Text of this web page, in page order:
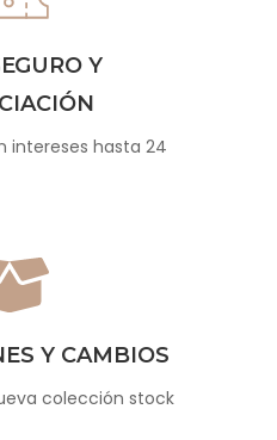
Y
intereses hasta 24
Y CAMBIOS
colección stock